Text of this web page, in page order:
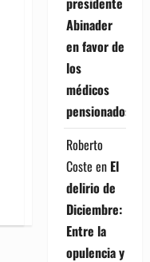
Abinader
en favor de
los
médicos
pensionados
Roberto
Coste en El
delirio de
Diciembre:
Entre la
opulencia y